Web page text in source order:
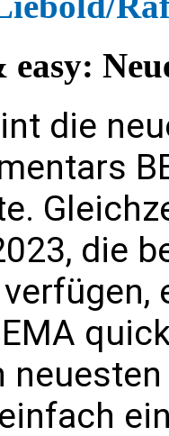
die
die